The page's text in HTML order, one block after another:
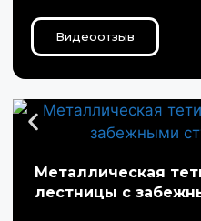
Видеоотзыв
Металлическая
лестницы с